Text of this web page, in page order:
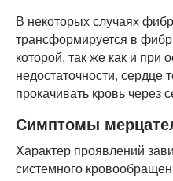
В некоторых случаях
трансформируется в
которой, так же как и при
недостаточности, сердце
прокачивать кровь через
Симптомы
Характер проявлений
системного